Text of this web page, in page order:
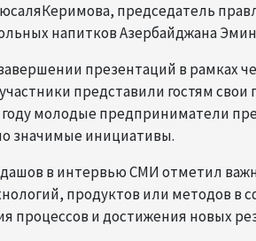
председатель
напитков Азербайджана
презентаций в рамках
представили гостям
молодые предприниматели
значимые инициативы.
в интервью СМИ отметил
продуктов или методов в
процессов и достижения новых